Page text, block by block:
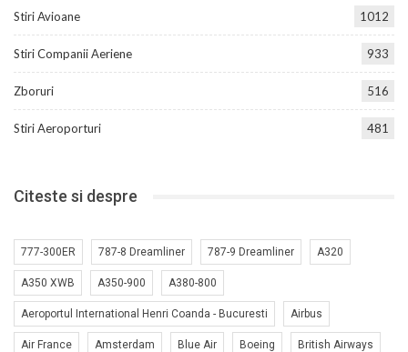
Stiri Avioane 1012
Stiri Companii Aeriene 933
Zboruri 516
Stiri Aeroporturi 481
Citeste si despre
777-300ER 787-8 Dreamliner 787-9 Dreamliner A320
A350 XWB A350-900 A380-800
Aeroportul International Henri Coanda - Bucuresti Airbus
Air France Amsterdam Blue Air Boeing British Airways